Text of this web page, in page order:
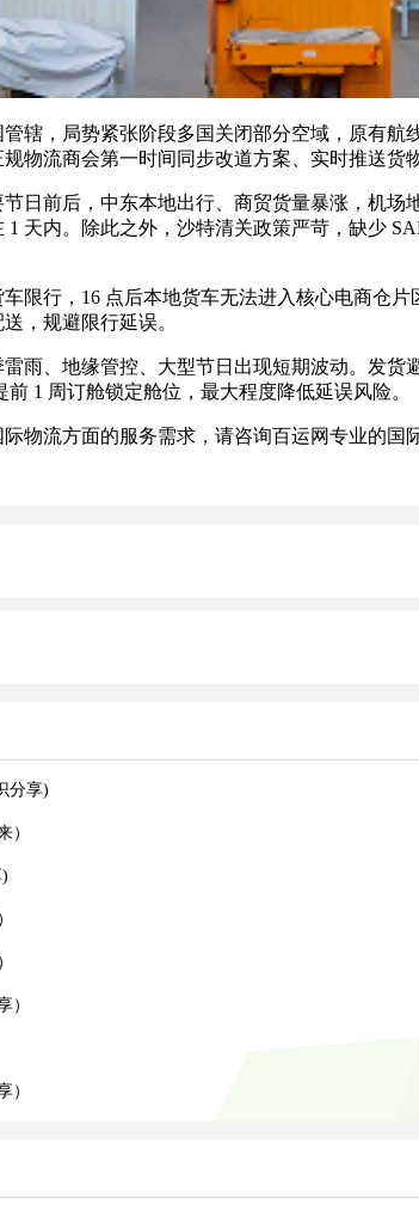
，局势紧张阶段多国关闭部分空域，原有航
物流商会第一时间同步改道方案、实时推送货
前后，中东本地出行、商贸货量暴涨，机场
天内。除此之外，沙特清关政策严苛，缺少
行，16 点后本地货车无法进入核心电商仓
，规避限行延误。
、地缘管控、大型节日出现短期波动。发货
1 周订舱锁定舱位，最大程度降低延误风险。
流方面的服务需求，请咨询百运网专业的国
分享)
）
）
）